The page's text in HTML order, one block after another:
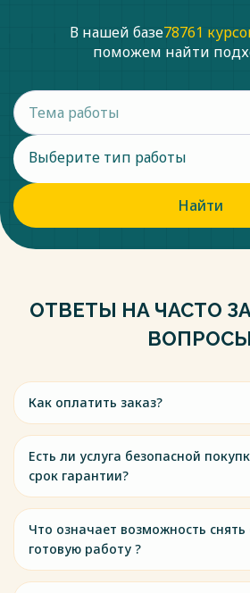
В нашей базе78761
поможем найти
Выберите тип работы
Найти
ОТВЕТЫ НА ЧАСТО
ВОПРОСЫ
Как оплатить заказ?
Есть ли услуга безопасной
срок гарантии?
Что означает возможность
готовую работу ?